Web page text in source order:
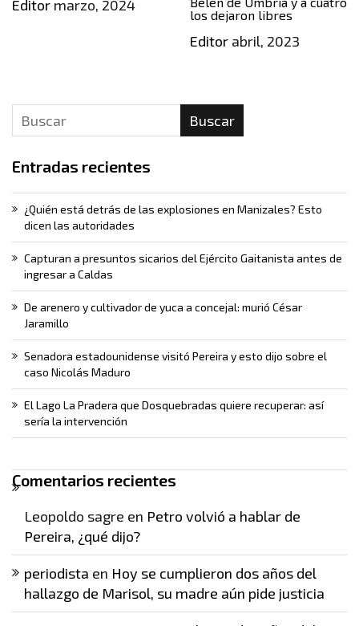
Editor marzo, 2024
los dejaron libres
Editorabril, 2023
Buscar
Entradas recientes
¿Quién está detrás de las explosiones en Manizales? Esto
dicen las autoridades
Capturan a presuntos sicarios del Ejército Gaitanista antes de
ingresar a Caldas
De arenero y cultivador de yuca a concejal: murió César
Jaramillo
Senadora estadounidense visitó Pereira y esto dijo sobre el
caso Nicolás Maduro
El Lago La Pradera que Dosquebradas quiere recuperar: así
sería la intervención
Comentarios recientes
Leopoldo sagre en Petro volvió a hablar de
Pereira, ¿qué dijo?
periodista en Hoy se cumplieron dos años del
hallazgo de Marisol, su madre aún pide justicia